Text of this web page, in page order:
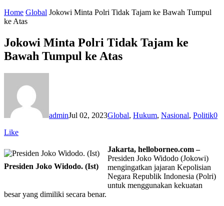
Home Global Jokowi Minta Polri Tidak Tajam ke Bawah Tumpul
ke Atas
Jokowi Minta Polri Tidak Tajam ke
Bawah Tumpul ke Atas
adminJul 02, 2023Global, Hukum, Nasional, Politik0
Like
Presiden Joko Widodo. (Ist)
Jakarta, helloborneo.com –
Presiden Joko Widodo (Jokowi)
mengingatkan jajaran Kepolisian
Negara Republik Indonesia (Polri)
untuk menggunakan kekuatan
besar yang dimiliki secara benar.